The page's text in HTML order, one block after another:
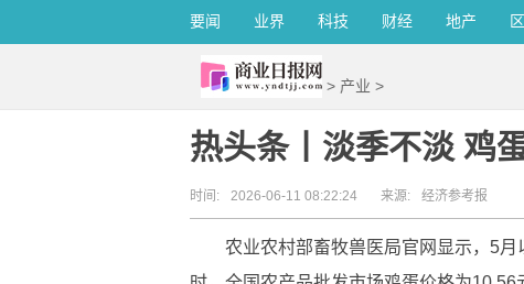
要闻 业界 科技 财经 地产
> 产业 >
热头条丨淡季不淡 鸡
时间: 2026-06-11 08:22:24 来源: 经济参考报
农业农村部畜牧兽医局官网显示，5